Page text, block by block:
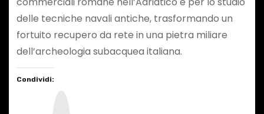
delle tecniche navali antiche, trasformando un
fortuito recupero da rete in una pietra miliare
dell’archeologia subacquea italiana.
Condividi: